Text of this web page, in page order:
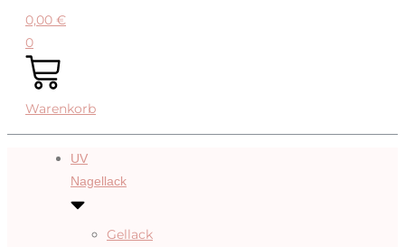
0,00 €
0
Warenkorb
UV
Nagellack
Gellack